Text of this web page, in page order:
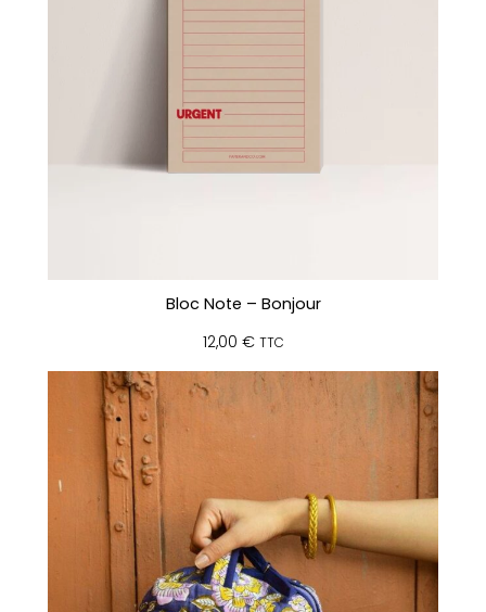
Bloc Note – Bonjour
12,00 € TTC